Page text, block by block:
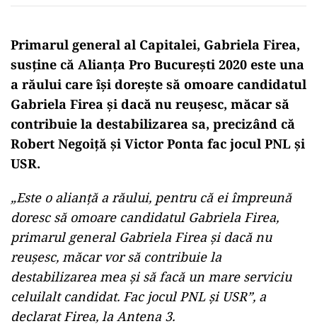
Primarul general al Capitalei, Gabriela Firea,
susține că Alianța Pro București 2020 este una
a răului care își dorește să omoare candidatul
Gabriela Firea și dacă nu reușesc, măcar să
contribuie la destabilizarea sa, precizând că
Robert Negoiță și Victor Ponta fac jocul PNL și
USR.
„Este o alianţă a răului, pentru că ei împreună
doresc să omoare candidatul Gabriela Firea,
primarul general Gabriela Firea şi dacă nu
reuşesc, măcar vor să contribuie la
destabilizarea mea şi să facă un mare serviciu
celuilalt candidat. Fac jocul PNL şi USR”, a
declarat Firea, la Antena 3.